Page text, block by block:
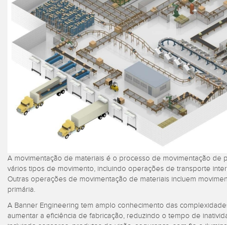
BARCODE & VISION
I/O REMOTAS
CONNECTIVITY
MONITORING SOLUTIONS
NOVOS PRODUTOS
SNAP SIGNAL
ACESSÓRIOS E PRODUTOS
RELACIONADOS
SOFTWARE PARA
PRODUTOS BANNER
Sensors
Cabos
ILUMINAÇÃO INDUSTRIAL
INDICAÇÃO DE STATUS
MEDIÇÃO E INSPEÇÃO
CONTROLE DE QUALIDADE
DETECÇÃO DE VEÍCULOS
PREDICTIVE
MAINTENANCE
RADAR APPLICATIONS
Overall
IO-Link
Lavação
A movimentação de materiais é o processo de movimentação de
vários tipos de movimento, incluindo operações de transporte
Outras operações de movimentação de materiais incluem
primária.
A Banner Engineering tem amplo conhecimento das
aumentar a eficiência de fabricação, reduzindo o tempo de